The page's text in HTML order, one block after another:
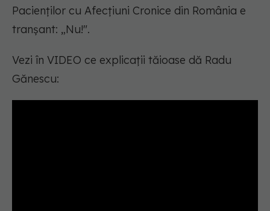
Pacienților cu Afecțiuni Cronice din România e
tranșant: „Nu!".
Vezi în VIDEO ce explicații tăioase dă Radu
Gănescu: